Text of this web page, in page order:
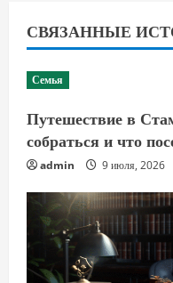
СВЯЗАННЫЕ
Семья
Путешествие в
собраться и что
admin 9 июля, 2026